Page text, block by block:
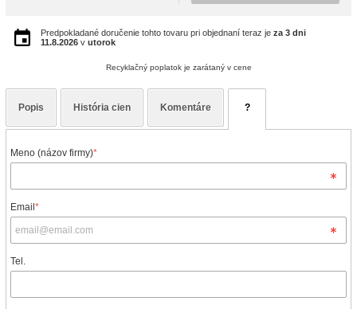
Predpokladané doručenie tohto tovaru pri objednaní teraz je za 3 dni
11.8.2026 v utorok
Recyklačný poplatok je zarátaný v cene
Popis História cien Komentáre ?
Meno (názov firmy)*
Email *
Tel.